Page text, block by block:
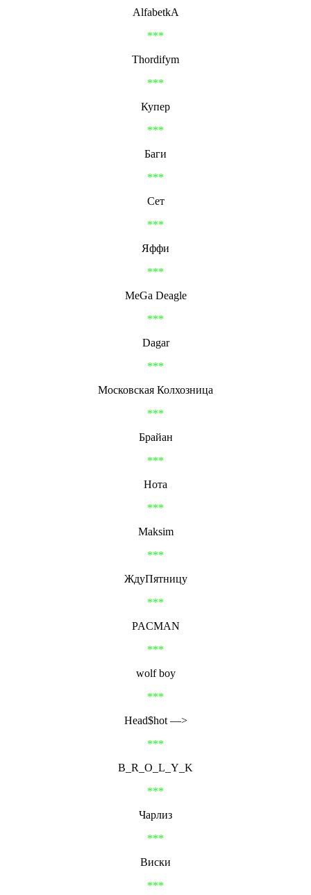
AlfabetkA
***
Thordifym
***
Купер
***
Баги
***
Сет
***
Яффи
***
MeGa Deagle
***
Dagar
***
Московская Колхозница
***
Брайан
***
Нота
***
Maksim
***
ЖдуПятницу
***
PACMAN
***
wolf boy
***
Head$hot —>
***
B_R_O_L_Y_K
***
Чарлиз
***
Виски
***